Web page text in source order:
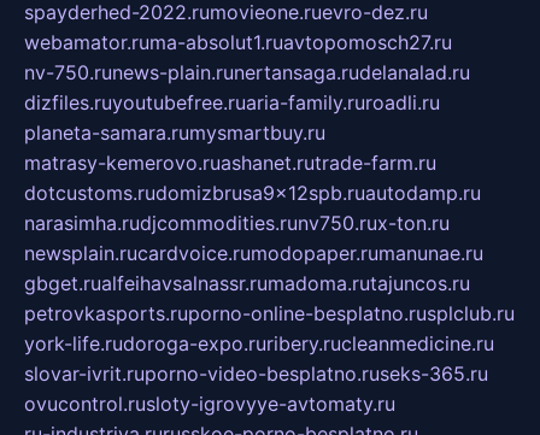
spayderhed-2022.rumovieone.ruevro-dez.ru
webamator.ruma-absolut1.ruavtopomosch27.ru
nv-750.runews-plain.runertansaga.rudelanalad.ru
dizfiles.ruyoutubefree.ruaria-family.ruroadli.ru
planeta-samara.rumysmartbuy.ru
matrasy-kemerovo.ruashanet.rutrade-farm.ru
dotcustoms.rudomizbrusa9x12spb.ruautodamp.ru
narasimha.rudjcommodities.runv750.rux-ton.ru
newsplain.rucardvoice.rumodopaper.rumanunae.ru
gbget.rualfeihavsalnassr.rumadoma.rutajuncos.ru
petrovkasports.ruporno-online-besplatno.rusplclub.ru
york-life.rudoroga-expo.ruribery.rucleanmedicine.ru
slovar-ivrit.ruporno-video-besplatno.ruseks-365.ru
ovucontrol.rusloty-igrovyye-avtomaty.ru